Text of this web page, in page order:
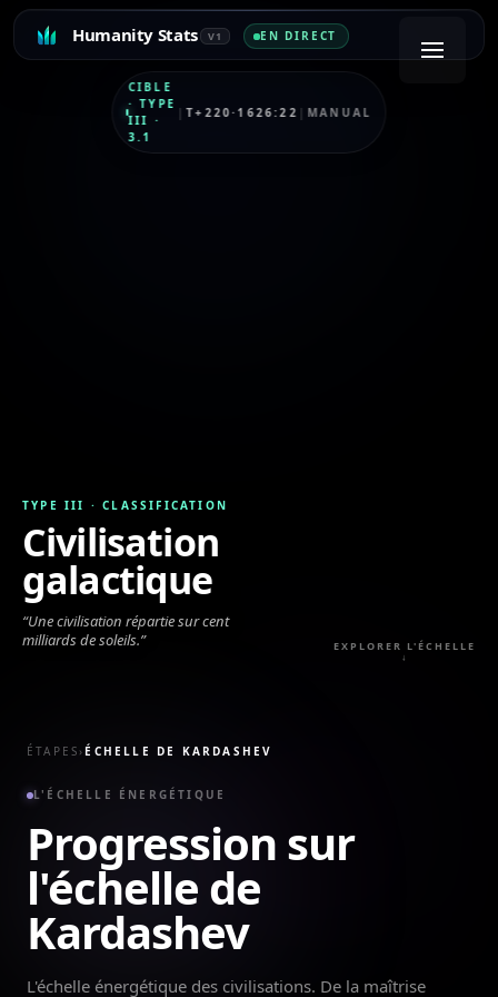
Humanity Stats V1 EN DIRECT
CIBLE
·TYPE
III ·
3.1
|T+220·1626:22 | MANUAL
TYPE III ·CLASSIFICATION
Civilisation
galactique
“Une civilisation répartie sur cent
milliards de soleils.”
EXPLORER L'ÉCHELLE
↓
ÉTAPES › ÉCHELLE DE KARDASHEV
L'ÉCHELLE ÉNERGÉTIQUE
Progression sur
l'échelle de
Kardashev
L'échelle énergétique des civilisations. De la maîtrise